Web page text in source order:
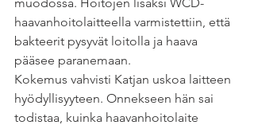
haavanhoitolaitteella varmistettiin, että
bakteerit pysyvät loitolla ja haava
pääsee paranemaan.
Kokemus vahvisti Katjan uskoa laitteen
hyödyllisyyteen. Onnekseen hän sai
todistaa, kuinka haavanhoitolaite